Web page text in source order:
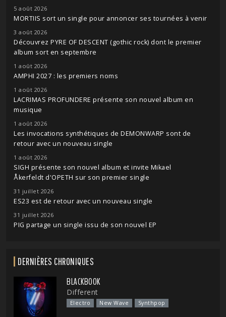
5 août 2026
MORTIIS sort un single pour annoncer ses tournées à venir
3 août 2026
Découvrez PYRE OF DESCENT (gothic rock) dont le premier
album sort en septembre
1 août 2026
AMPHI 2027 : les premiers noms
1 août 2026
LACRIMAS PROFUNDERE présente son nouvel album en
musique
1 août 2026
Les invocations synthétiques de DEMONWARP sont de
retour avec un nouveau single
1 août 2026
SIGH présente son nouvel album et invite Mikael
Åkerfeldt d'OPETH sur son premier single
31 juillet 2026
ES23 est de retour avec un nouveau single
31 juillet 2026
PIG partage un single issu de son nouvel EP
DERNIÈRES CHRONIQUES
BLACKBOOK
Different
Electro New Wave Synthpop